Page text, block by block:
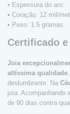
• Espessura do aro:
• Coração: 12
• Peso: 1.5 gramas.
Certificado
Joia
altíssima qualidade
deslumbrante. Na
joia. Acompanhando
de 90 dias contra